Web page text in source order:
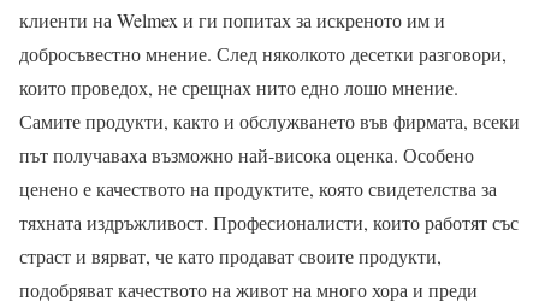
клиенти на Welmex и ги попитах за искреното им и
добросъвестно мнение. След няколкото десетки разговори,
които проведох, не срещнах нито едно лошо мнение.
Самите продукти, както и обслужването във фирмата, всеки
път получаваха възможно най-висока оценка. Особено
ценено е качеството на продуктите, която свидетелства за
тяхната издръжливост. Професионалисти, които работят със
страст и вярват, че като продават своите продукти,
подобряват качеството на живот на много хора и преди